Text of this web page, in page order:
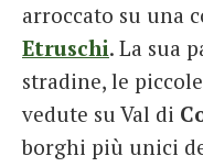
arroccato su una
Etruschi. La sua
stradine, le
vedute su Val di
borghi più unici